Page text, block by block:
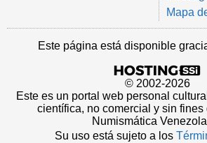
Mapa
Este página está disponible
© 2002-2026
Este es un portal web personal
científica, no comercial y sin fines
Numismática
Su uso está sujeto a los